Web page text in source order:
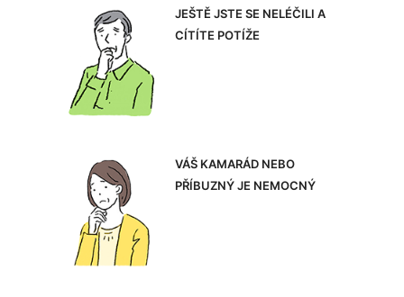
JEŠTĚ JSTE SE NELÉČILI A
CÍTÍTE POTÍŽE
VÁŠ KAMARÁD NEBO
PŘÍBUZNÝ JE NEMOCNÝ